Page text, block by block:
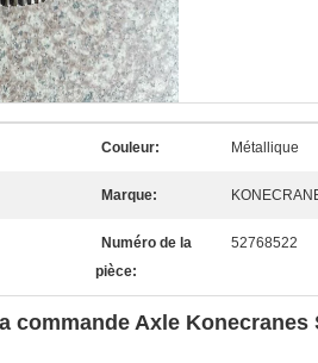
Couleur: Métallique
Marque:
Numéro de la
pièce:
52768522
Axle Konecranes